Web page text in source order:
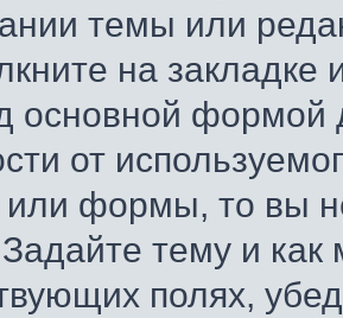
темы или
на
основной формой
от
или формы, то вы
тему и
полях,